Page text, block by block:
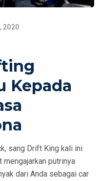
2020
Kepada
sang Drift King kali ini
mengajarkan putrinya
dari Anda sebagai car